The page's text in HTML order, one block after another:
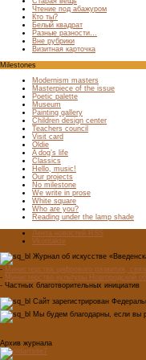
Чтение под абажуром
Кто ты?
Белый квадрат
Разные разности…
Вне рубрики
Визитная карточка
Milestones
Modernism masters
Masterpiece of the issue
Poetic palette
Museum
Painting gallery
Children design center
Teachers council
Visit card
Oldie
A dog’s life
Classics
Hello, music!
Our projects
No milestone
We write in prose
White square
Who are you?
Reading under the lamp shade
Лента новостей RSS
Vkontakte
Журнал об искусстве
- Министерства цифрового развития,
- Министерство культуры Новгородской
- Частных благотворительных инициатив
Сайт зарегистрирован
Мы будем благодарны, если вы
Архив журнала